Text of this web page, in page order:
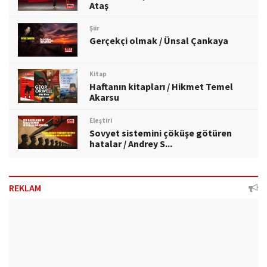
Ataş
Şiir
Gerçekçi olmak / Ünsal Çankaya
Kitap
Haftanın kitapları / Hikmet Temel
Akarsu
Eleştiri
Sovyet sistemini çöküşe götüren
hatalar / Andrey S...
REKLAM